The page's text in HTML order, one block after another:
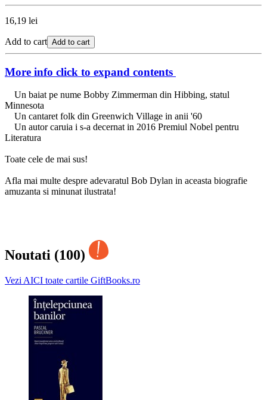
16,19 lei
Add to cart Add to cart
More info click to expand contents
Un baiat pe nume Bobby Zimmerman din Hibbing, statul
Minnesota
Un cantaret folk din Greenwich Village in anii '60
Un autor caruia i s-a decernat in 2016 Premiul Nobel pentru
Literatura
Toate cele de mai sus!
Afla mai multe despre adevaratul Bob Dylan in aceasta biografie
amuzanta si minunat ilustrata!
Noutati (100)
Vezi AICI toate cartile GiftBooks.ro